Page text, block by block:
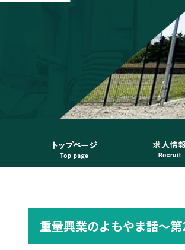
重量興業のよもやま話～